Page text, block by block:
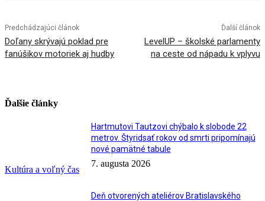
Predchádzajúci článok
Doľany skrývajú poklad pre
fanúšikov motoriek aj hudby
Ďalší článok
LevelUP – školské parlamenty
na ceste od nápadu k vplyvu
Ďalšie články
Kultúra a voľný čas
Hartmutovi Tautzovi chýbalo k slobode 22
metrov. Štyridsať rokov od smrti pripomínajú
nové pamätné tabule
7. augusta 2026
Deň otvorených ateliérov Bratislavského